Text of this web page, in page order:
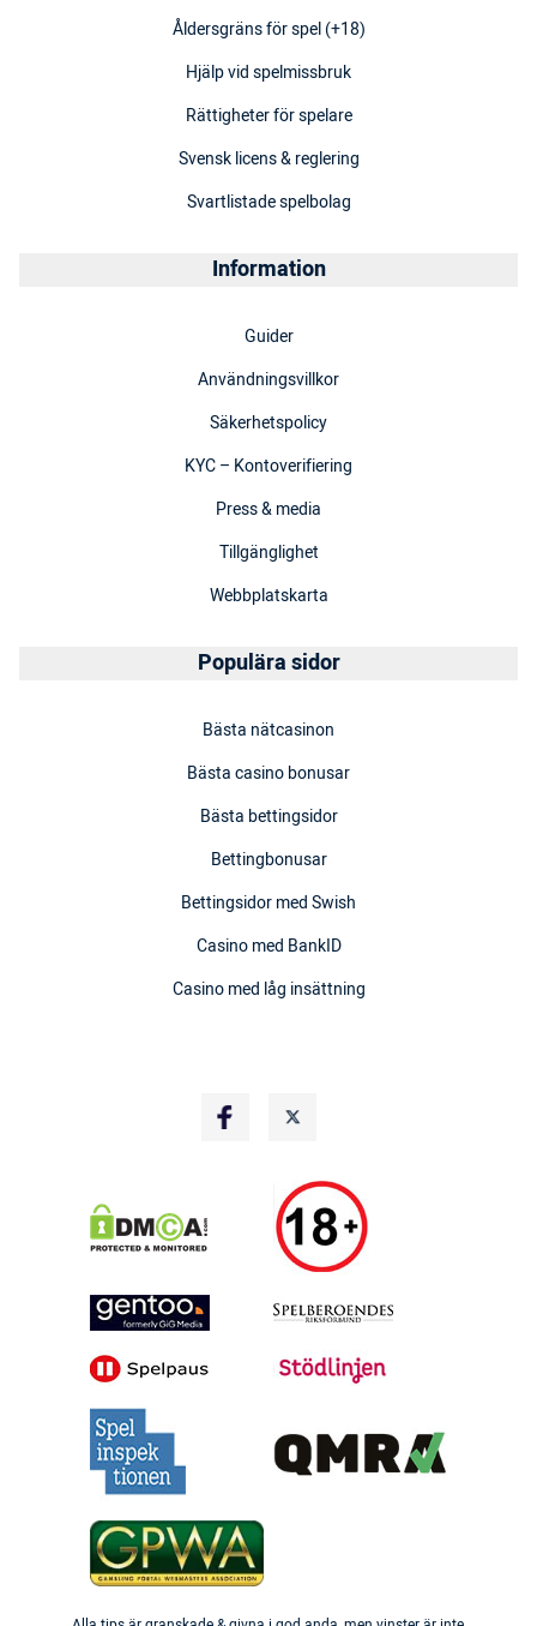
Åldersgräns för spel (+18)
Hjälp vid spelmissbruk
Rättigheter för spelare
Svensk licens & reglering
Svartlistade spelbolag
Information
Guider
Användningsvillkor
Säkerhetspolicy
KYC – Kontoverifiering
Press & media
Tillgänglighet
Webbplatskarta
Populära sidor
Bästa nätcasinon
Bästa casino bonusar
Bästa bettingsidor
Bettingbonusar
Bettingsidor med Swish
Casino med BankID
Casino med låg insättning